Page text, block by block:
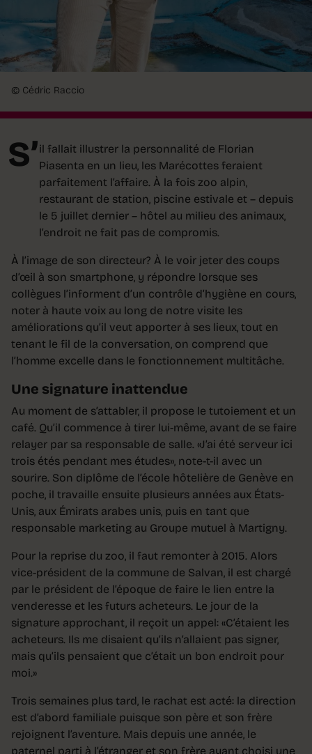
© Cédric Raccio
S’il fallait illustrer la personnalité de Florian
Piasenta en un lieu, les Marécottes feraient
parfaitement l’affaire. À la fois zoo alpin,
restaurant de station, piscine estivale et – depuis
le 5 juillet dernier – hôtel au milieu des animaux,
l’endroit ne fait pas de compromis.
À l’image de son directeur? À le voir jeter des coups
d’œil à son smartphone, y répondre lorsque ses
collègues l’informent d’un contrôle d’hygiène en cours,
noter à haute voix au long de notre visite les
améliorations qu’il veut apporter à ses lieux, tout en
tenant le fil de la conversation, on comprend que
l’homme excelle dans le fonctionnement multitâche.
Une signature inattendue
Au moment de s’attabler, il propose le tutoiement et un
café. Qu’il commence à tirer lui-même, avant de se faire
relayer par sa responsable de salle. «J’ai été serveur ici
trois étés pendant mes études», note-t-il avec un
sourire. Son diplôme de l’école hôtelière de Genève en
poche, il travaille ensuite plusieurs années aux États-
Unis, aux Émirats arabes unis, puis en tant que
responsable marketing au Groupe mutuel à Martigny.
Pour la reprise du zoo, il faut remonter à 2015. Alors
vice-président de la commune de Salvan, il est chargé
par le président de l’époque de faire le lien entre la
venderesse et les futurs acheteurs. Le jour de la
signature approchant, il reçoit un appel: «C’étaient les
acheteurs. Ils me disaient qu’ils n’allaient pas signer,
mais qu’ils pensaient que c’était un bon endroit pour
moi.»
Trois semaines plus tard, le rachat est acté: la direction
est d’abord familiale puisque son père et son frère
rejoignent l’aventure. Mais depuis une année, le
paternel parti à l’étranger et son frère ayant choisi une